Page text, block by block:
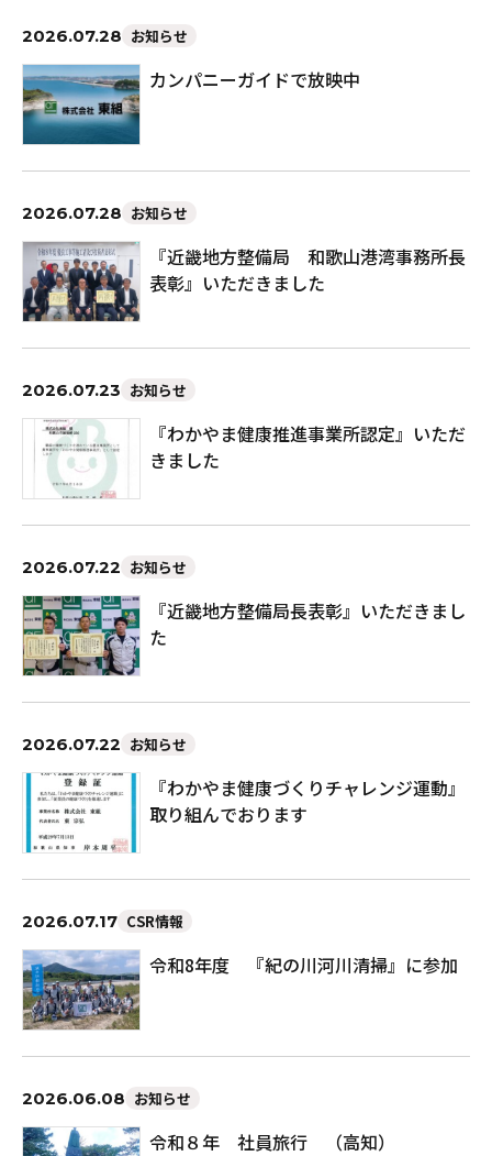
2026.07.28 お知らせ
カンパニーガイドで放映中
2026.07.28 お知らせ
『近畿地方整備局 和歌山港湾事務所長
表彰』いただきました
2026.07.23 お知らせ
『わかやま健康推進事業所認定』いただ
きました
2026.07.22 お知らせ
『近畿地方整備局長表彰』いただきまし
た
2026.07.22 お知らせ
『わかやま健康づくりチャレンジ運動』
取り組んでおります
2026.07.17 CSR情報
令和8年度 『紀の川河川清掃』に参加
2026.06.08 お知らせ
令和８年 社員旅行 （高知）